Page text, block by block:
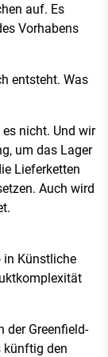
auf. Es
Vorhabens
entsteht. Was
nicht. Und wir
um das Lager
Lieferketten
Auch wird
in Künstliche
der Greenfield-
künftig den